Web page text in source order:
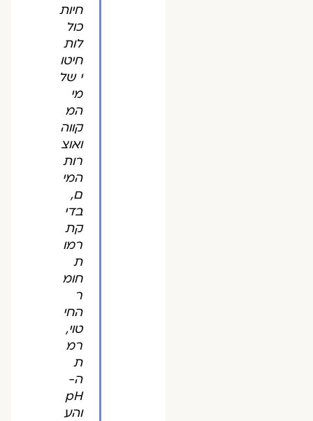
חיות
כול
לות
חיטו
י של
מי
המ
קווה
ואוצ
רות
המי
ם,
בדי
קת
רמו
ת
חומ
ר
החי
טוי,
רמ
ת
ה-
pH
והע